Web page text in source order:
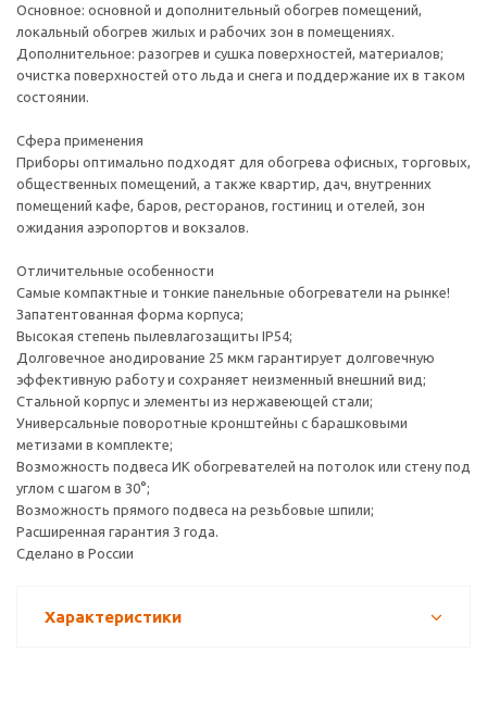
Основное: основной и дополнительный обогрев помещений,
локальный обогрев жилых и рабочих зон в помещениях.
Дополнительное: разогрев и сушка поверхностей, материалов;
очистка поверхностей ото льда и снега и поддержание их в таком
состоянии.
Сфера применения
Приборы оптимально подходят для обогрева офисных, торговых,
общественных помещений, а также квартир, дач, внутренних
помещений кафе, баров, ресторанов, гостиниц и отелей, зон
ожидания аэропортов и вокзалов.
Отличительные особенности
Самые компактные и тонкие панельные обогреватели на рынке!
Запатентованная форма корпуса;
Высокая степень пылевлагозащиты IP54;
Долговечное анодирование 25 мкм гарантирует долговечную
эффективную работу и сохраняет неизменный внешний вид;
Стальной корпус и элементы из нержавеющей стали;
Универсальные поворотные кронштейны с барашковыми
метизами в комплекте;
Возможность подвеса ИК обогревателей на потолок или стену под
углом с шагом в 30°;
Возможность прямого подвеса на резьбовые шпили;
Расширенная гарантия 3 года.
Сделано в России
Характеристики